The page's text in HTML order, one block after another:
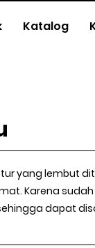
Katalog
yang lembut
Karena sudah
dapat